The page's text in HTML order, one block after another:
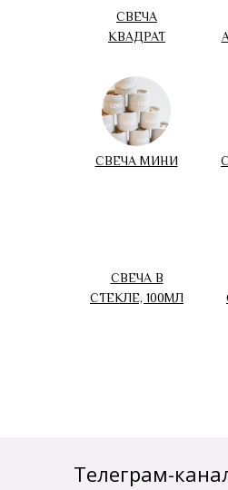
СВЕЧА МИНИ
СВЕЧА
КВАДРАТ
СВЕЧА В
СТЕКЛЕ, 100МЛ
Телеграм-